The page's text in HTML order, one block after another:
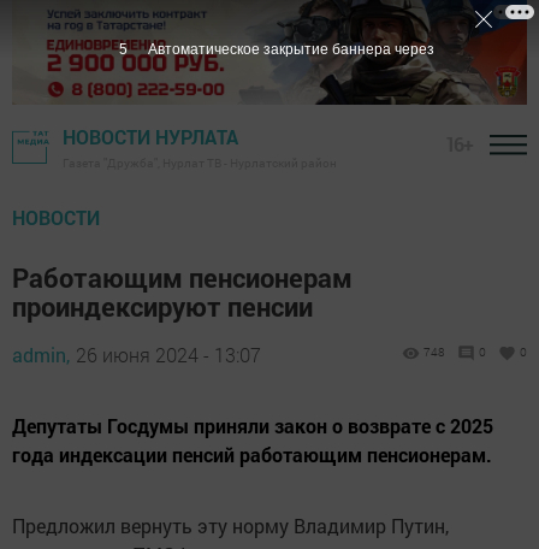
НОВОСТИ НУРЛАТА
НОВОСТИ
Работающим пенсионерам
проиндексируют пенсии
admin, 26 июня 2024 - 13:07 748 0 0
Депутаты Госдумы приняли закон о возврате с 2025
года индексации пенсий работающим пенсионерам.
Предложил вернуть эту норму Владимир Путин,
3 Автоматическое закрытие баннера через